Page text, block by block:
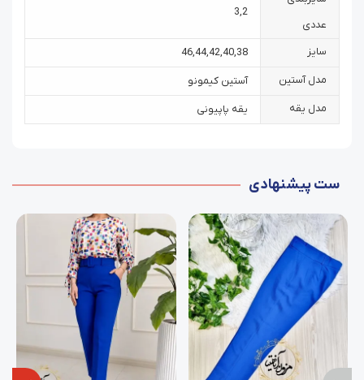
عددی
2
,
3
سایز 38
,
40
,
42
,
44
,
46
مدل آستین آستین کیمونو
مدل یقه یقه پاپیونی
ست پیشنهادی